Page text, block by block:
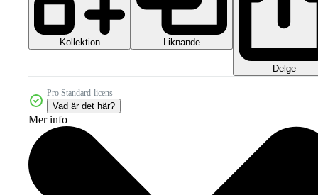
Kollektion Liknande
Delge
Pro Standard-licens
Vad är det här?
Mer info